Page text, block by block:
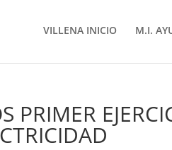
VILLENA INICIO M.I.
PRIMER